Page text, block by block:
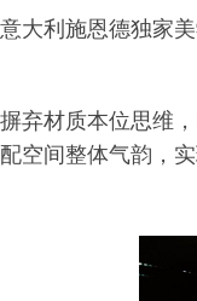
意大利施恩德独家美
摒弃材质本位思维
配空间整体气韵，